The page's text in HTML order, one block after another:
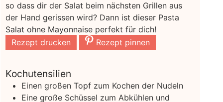
so dass dir der Salat beim nächsten Grillen aus
der Hand gerissen wird? Dann ist dieser Pasta
Salat ohne Mayonnaise perfekt für dich!
Rezept drucken
Rezept pinnen
Kochutensilien
Einen großen Topf zum Kochen der Nudeln
Eine große Schüssel zum Abkühlen und